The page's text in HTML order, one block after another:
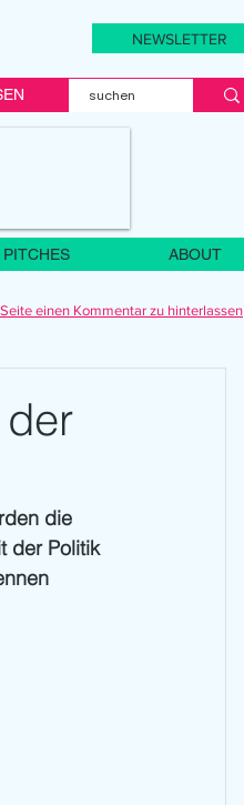
NEWSLETTER
PITCHES ABOUT
einen Kommentar zu hinterlassen
die
der Politik